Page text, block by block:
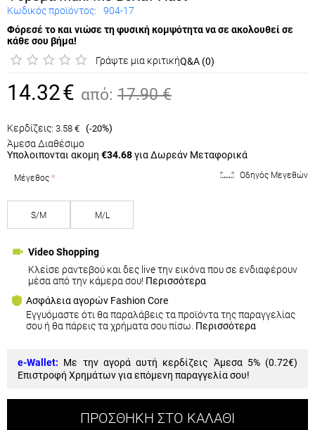
Κωδικός προϊόντος:
904-17
Φόρεσέ το και νιώσε τη φυσική κομψότητα να σε ακολουθεί
σε κάθε σου βήμα!
Γράψτε μια κριτικήQ&A (0)
14.32€ από: 17.90 €
Κερδίζεις: 3.58 € (-20%)
Άμεσα Διαθέσιμο
Υπολοιπονται ακομη €34.68για Δωρεάν Μεταφορικά
Οδηγός Μεγεθών
Μέγεθος
S/M M/L
Video Shopping
Κλείσε ραντεβού και δες live την εικόνα που σε ενδιαφέρουν
μέσα από την κάμερα σου! Περισσότερα
Ασφάλεια αγορών Fashion Core
Εγγυόμαστε ότι θα παραλάβεις τα προϊόντα της παραγγελίας
σου ή θα πάρεις τα χρήματα σου πίσω. Περισσότερα
e-Wallet: Με την αγορά αυτή κερδίζεις Άμεσα 5% (0.72€)
Επιστροφή Χρημάτων για επόμενη παραγγελία σου!
ΠΡΟΣΘΉΚΗ ΣΤΟ ΚΑΛΆΘΙ